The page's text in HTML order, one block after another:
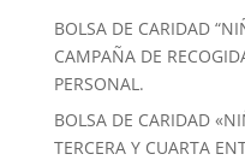
BOLSA DE CARIDAD
CAMPAÑA DE
PERSONAL.
BOLSA DE CARIDAD
TERCERA Y CUARTA